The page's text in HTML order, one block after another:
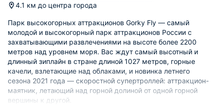
4.1 км до центра города
Парк высокогорных аттракционов Gorky Fly — самый
молодой и высокогорный парк аттракционов России с
захватывающими развлечениями на высоте более 2200
метров над уровнем моря. Вас ждут самый высотный и
длинный зиплайн в стране длиной 1027 метров, горные
качели, взлетающие над облаками, и новинка летнего
сезона 2021 года — скоростной супертроллей: аттракцион-
маятник, летающий над горной долиной от одной горной
вершины к другой.